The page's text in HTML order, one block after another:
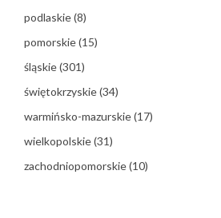
podlaskie(8)
pomorskie(15)
śląskie(301)
świętokrzyskie(34)
warmińsko-mazurskie(17)
wielkopolskie(31)
zachodniopomorskie(10)